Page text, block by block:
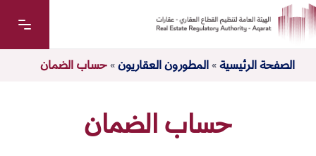
الصفحة الرئيسية»المطورون العقاريون»حساب الضمان
حساب الضمان